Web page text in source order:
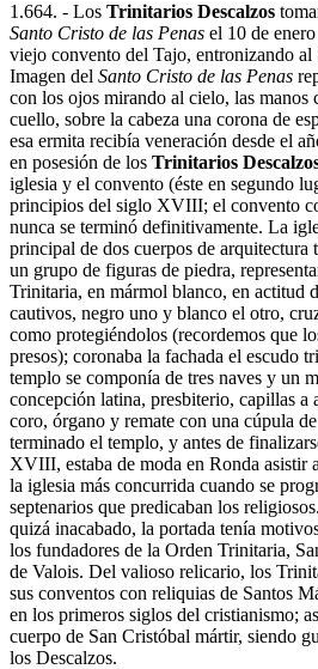
1.664. - Los Trinitarios Descalzos
Santo Cristo de las Penas el 10 de
viejo convento del Tajo, entronizando al
Imagen del Santo Cristo de las Penas
con los ojos mirando al cielo, las manos
cuello, sobre la cabeza una corona de
esa ermita recibía veneración desde el
en posesión de los Trinitarios
iglesia y el convento (éste en segundo
principios del siglo XVIII; el convento
nunca se terminó definitivamente. La
principal de dos cuerpos de arquitectura
un grupo de figuras de piedra,
Trinitaria, en mármol blanco, en actitud
cautivos, negro uno y blanco el otro,
como protegiéndolos (recordemos que
presos); coronaba la fachada el escudo
templo se componía de tres naves y un
concepción latina, presbiterio, capillas a
coro, órgano y remate con una cúpula
terminado el templo, y antes de
XVIII, estaba de moda en Ronda asistir
la iglesia más concurrida cuando se
septenarios que predicaban los
quizá inacabado, la portada tenía
los fundadores de la Orden Trinitaria,
de Valois. Del valioso relicario, los
sus conventos con reliquias de Santos
en los primeros siglos del cristianismo;
cuerpo de San Cristóbal mártir, siendo
los Descalzos.